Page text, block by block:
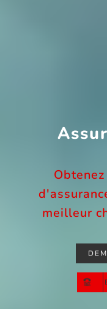
meilleur